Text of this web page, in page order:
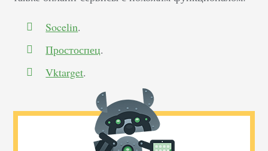
Socelin.
Простоспец.
Vktarget.